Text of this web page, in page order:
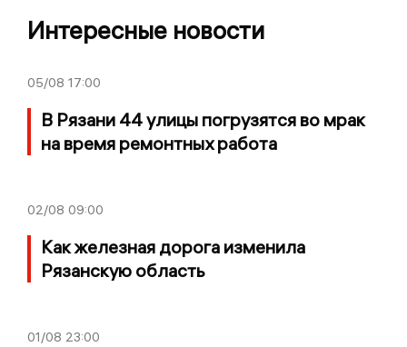
Интересные новости
05/08 17:00
В Рязани 44 улицы погрузятся во мрак
на время ремонтных работа
02/08 09:00
Как железная дорога изменила
Рязанскую область
01/08 23:00